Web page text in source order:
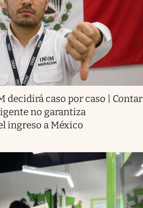
decidirá caso por caso | Contar
no garantiza
ingreso a México